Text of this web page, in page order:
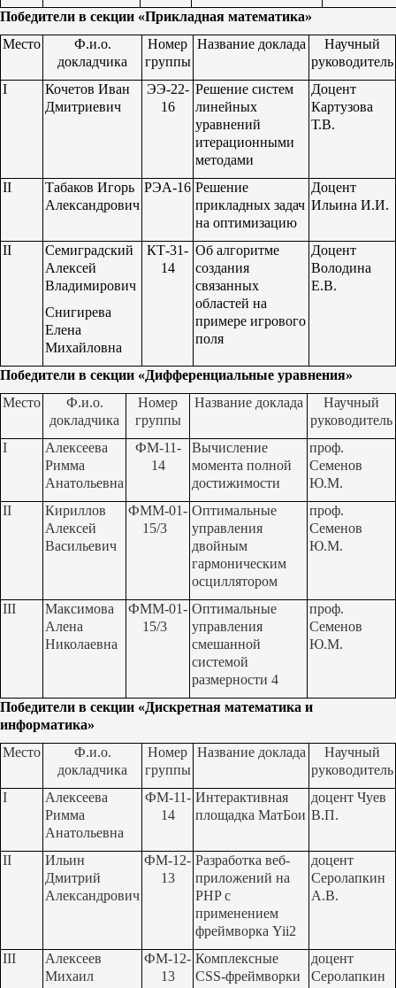
Победители в секции «Прикладная математика»
Место
Ф.и.о.
докладчика
Номер
группы
Название доклада
Научный
руководитель
I
Кочетов Иван
Дмитриевич
ЭЭ-22-
16
Решение систем
линейных
уравнений
итерационными
методами
Доцент
Картузова
Т.В.
II
Табаков Игорь
Александрович
РЭА-16 Решение
прикладных задач
на оптимизацию
Доцент
Ильина И.И.
II
Семиградский
Алексей
Владимирович
Снигирева
Елена
Михайловна
КТ-31-
14
Об алгоритме
создания
связанных
областей на
примере игрового
поля
Доцент
Володина
Е.В.
Победители в секции «Дифференциальные уравнения»
Место
Ф.и.о.
докладчика
Номер
группы
Название доклада
Научный
руководитель
I
Алексеева
Римма
Анатольевна
ФМ-11-
14
Вычисление
момента полной
достижимости
проф.
Семенов
Ю.М.
II
Кириллов
Алексей
Васильевич
ФММ-01-
15/3
Оптимальные
управления
двойным
гармоническим
осциллятором
проф.
Семенов
Ю.М.
III
Максимова
Алена
Николаевна
ФММ-01-
15/3
Оптимальные
управления
смешанной
системой
размерности 4
проф.
Семенов
Ю.М.
Победители в секции «Дискретная математика и
информатика»
Место
Ф.и.о.
докладчика
Номер
группы
Название доклада
Научный
руководитель
I
Алексеева
Римма
Анатольевна
ФМ-11-
14
Интерактивная
площадка МатБои
доцент Чуев
В.П.
II
Ильин
Дмитрий
Александрович
ФМ-12-
13
Разработка веб-
приложений на
PHPс
применением
фреймворка Yii2
доцент
Серолапкин
А.В.
III
Алексеев
Михаил
ФМ-12-
13
Комплексные
CSS-фреймворки
доцент
Серолапкин